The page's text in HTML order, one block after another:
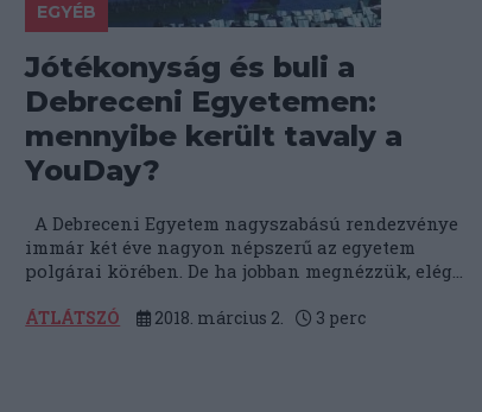
EGYÉB
Jótékonyság és buli a
Debreceni Egyetemen:
mennyibe került tavaly a
YouDay?
A Debreceni Egyetem nagyszabású rendezvénye
immár két éve nagyon népszerű az egyetem
polgárai körében. De ha jobban megnézzük, elég...
ÁTLÁTSZÓ 2018. március 2. 3 perc